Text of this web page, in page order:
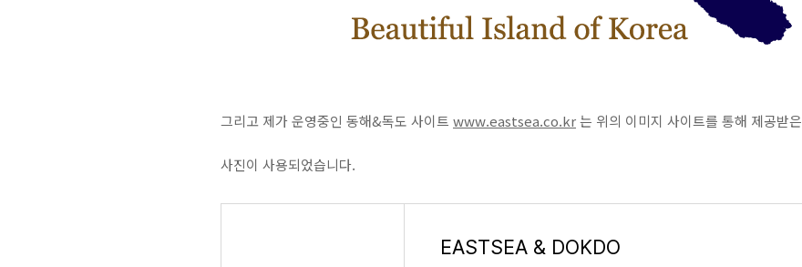
그리고 제가 운영중인 동해&독도 사이트 www.eastsea.co.kr는 위의 이미지 사이트를 통해 제공받은
사진이 사용되었습니다.
EASTSEA & DOKDO